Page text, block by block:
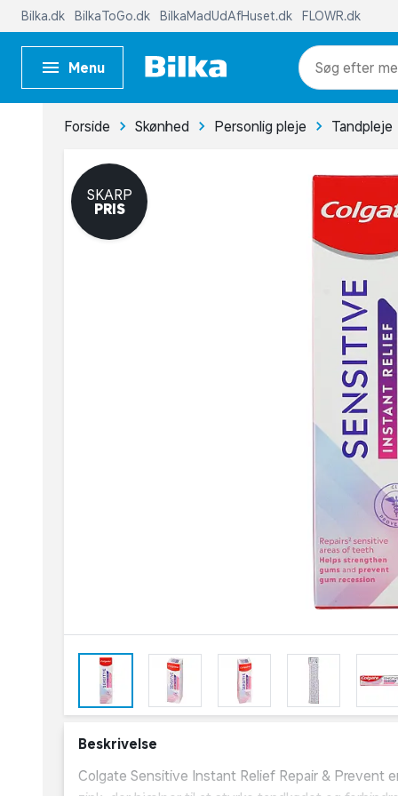
Bilka.dk BilkaToGo.dk BilkaMadUdAfHuset.dk FLOWR.dk
Menu
Forside Skønhed Personlig pleje Tandpleje
SKARP
PRIS
Beskrivelse
Colgate Sensitive Instant Relief Repair & Prevent